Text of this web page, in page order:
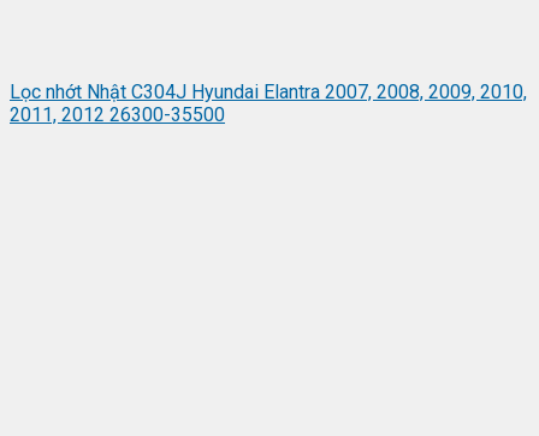
Lọc nhớt Nhật C304J Hyundai Elantra 2007, 2008, 2009, 2010,
2011, 2012 26300-35500